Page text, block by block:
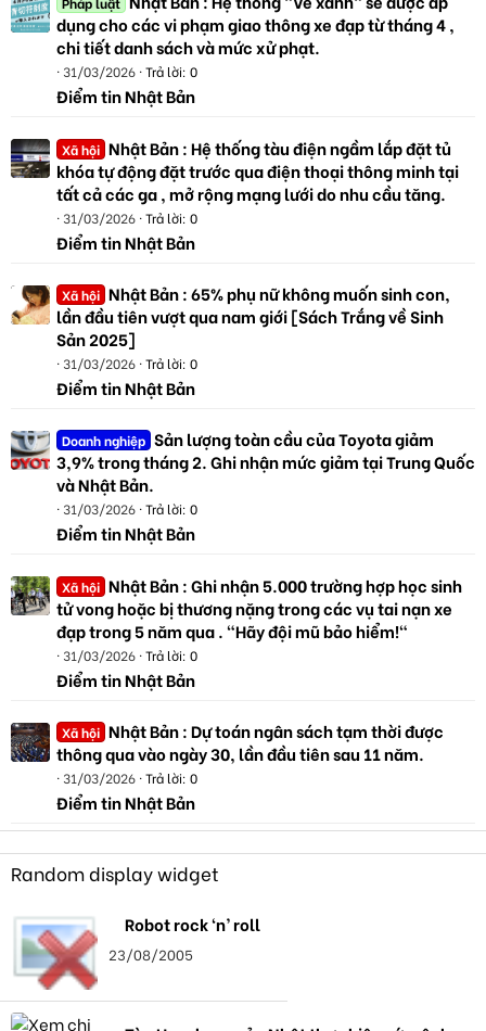
dụng cho các vi phạm giao thông xe đạp từ tháng 4 ,
chi tiết danh sách và mức xử phạt.
31/03/2026 Trả lời: 0
Điểm tin Nhật Bản
Xã hội Nhật Bản : Hệ thống tàu điện ngầm lắp đặt tủ
khóa tự động đặt trước qua điện thoại thông minh tại
tất cả các ga , mở rộng mạng lưới do nhu cầu tăng.
31/03/2026 Trả lời: 0
Điểm tin Nhật Bản
Xã hội Nhật Bản : 65% phụ nữ không muốn sinh con,
lần đầu tiên vượt qua nam giới [Sách Trắng về Sinh
Sản 2025]
31/03/2026 Trả lời: 0
Điểm tin Nhật Bản
Doanh nghiệp Sản lượng toàn cầu của Toyota giảm
3,9% trong tháng 2. Ghi nhận mức giảm tại Trung Quốc
và Nhật Bản.
31/03/2026 Trả lời: 0
Điểm tin Nhật Bản
Xã hội Nhật Bản : Ghi nhận 5.000 trường hợp học sinh
tử vong hoặc bị thương nặng trong các vụ tai nạn xe
đạp trong 5 năm qua . "Hãy đội mũ bảo hiểm!"
31/03/2026 Trả lời: 0
Điểm tin Nhật Bản
Xã hội Nhật Bản : Dự toán ngân sách tạm thời được
thông qua vào ngày 30, lần đầu tiên sau 11 năm.
31/03/2026 Trả lời: 0
Điểm tin Nhật Bản
Random display widget
Robot rock ‘n’ roll
23/08/2005